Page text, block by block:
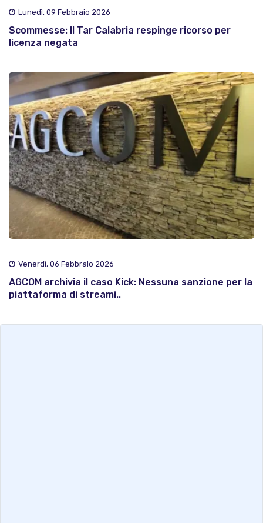
Lunedì, 09 Febbraio 2026
Scommesse: Il Tar Calabria respinge ricorso per
licenza negata
Venerdì, 06 Febbraio 2026
AGCOM archivia il caso Kick: Nessuna sanzione per la
piattaforma di streami..